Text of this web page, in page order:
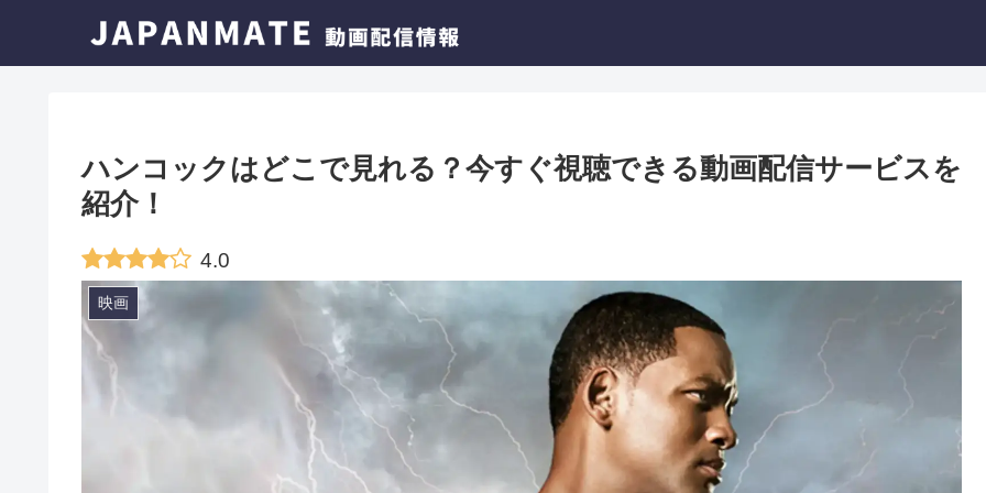
ハンコックはどこで見れる？今すぐ視聴できる動画配信サービスを
紹介！
4.0
映画